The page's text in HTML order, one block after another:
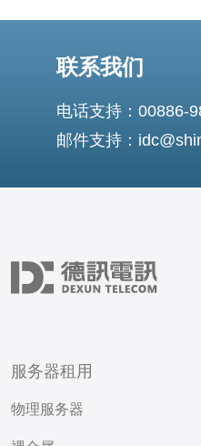
联系我们
电话支持：00886-
邮件支持：
服务器租用
物理服务器